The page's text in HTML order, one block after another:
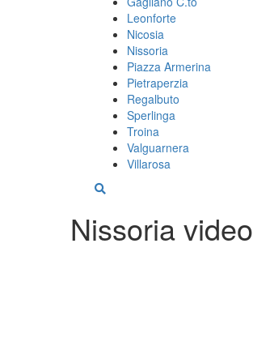
Leonforte
Nicosia
Nissoria
Piazza Armerina
Pietraperzia
Regalbuto
Sperlinga
Troina
Valguarnera
Villarosa
Nissoria video